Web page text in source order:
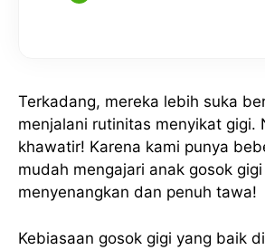
Terkadang, mereka lebih suka
menjalani rutinitas menyikat gigi.
khawatir! Karena kami punya
mudah mengajari anak gosok
menyenangkan dan penuh tawa!
Kebiasaan gosok gigi yang baik